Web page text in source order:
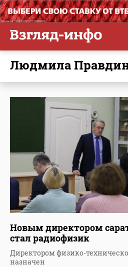
Людмила
Новым директором
стал радиофизик
Директором физико-
назначен